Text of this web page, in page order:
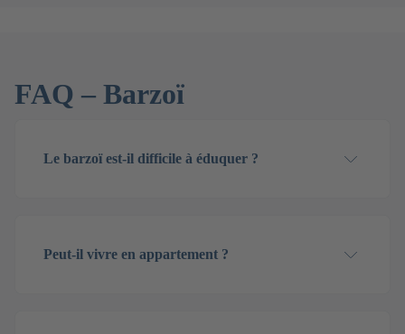
FAQ – Barzoï
Le barzoï est-il difficile à éduquer ?
Peut-il vivre en appartement ?